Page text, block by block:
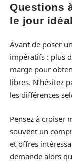
Questions
le jour
Avant de poser
impératifs : plus
marge pour
libres. N’hésitez
les différences
Pensez à croiser
souvent un
et offres
demande alors